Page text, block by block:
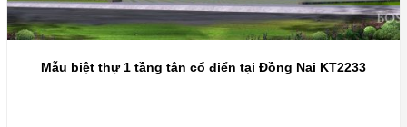
Mẫu biệt thự 1 tầng tân cổ điển tại Đồng Nai KT2233